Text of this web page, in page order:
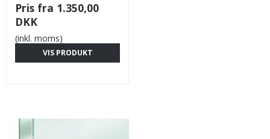
Pris fra 1.350,00
DKK
(inkl. moms)
VIS PRODUKT